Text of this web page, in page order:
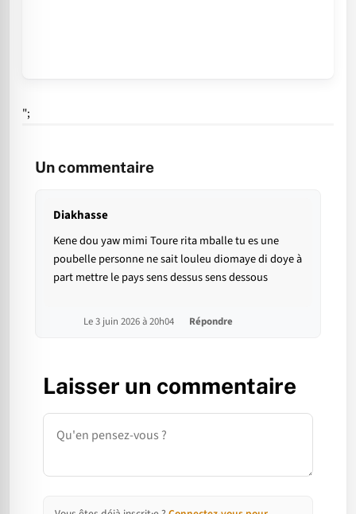
";
Un commentaire
Diakhasse
Kene dou yaw mimi Toure rita mballe tu es une
poubelle personne ne sait louleu diomaye di doye à
part mettre le pays sens dessus sens dessous
Le 3 juin 2026 à 20h04 Répondre
Laisser un commentaire
Commentaire